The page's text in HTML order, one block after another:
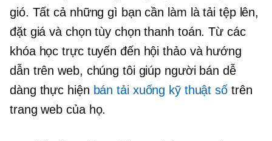
gió. Tất cả những gì bạn cần làm là tải tệp lên,
đặt giá và chọn tùy chọn thanh toán. Từ các
khóa học trực tuyến đến hội thảo và hướng
dẫn trên web, chúng tôi giúp người bán dễ
dàng thực hiện bán tải xuống kỹ thuật số trên
trang web của họ.